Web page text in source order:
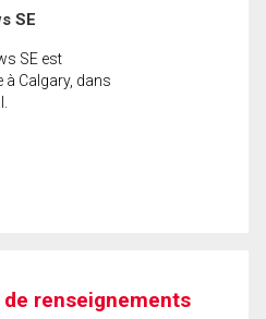
SE
SE est
à Calgary, dans
renseignements